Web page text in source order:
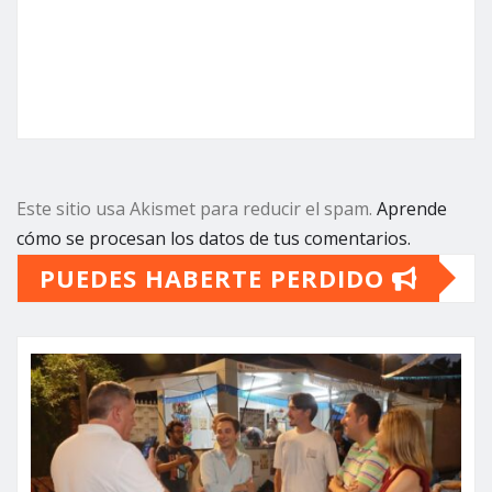
Este sitio usa Akismet para reducir el spam. Aprende
cómo se procesan los datos de tus comentarios.
PUEDES HABERTE PERDIDO